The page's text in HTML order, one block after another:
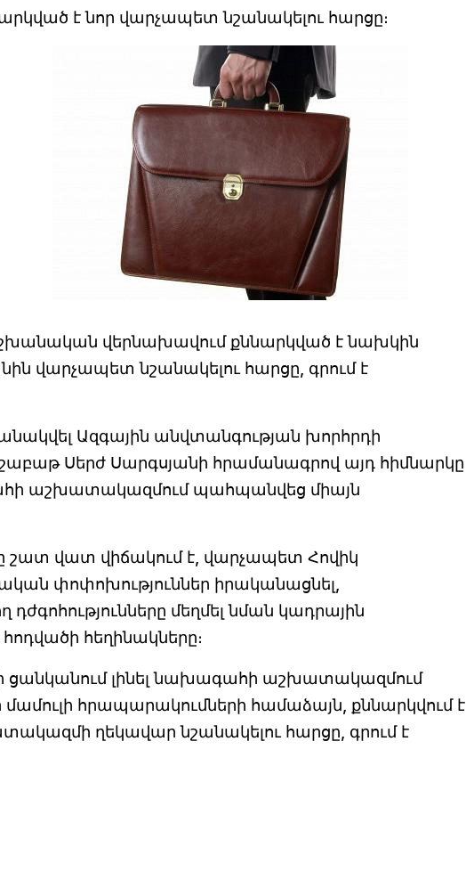
է նոր վարչապետ նշանակելու հարցը։
վերնախավում քննարկված է նախկին
վարչապետ նշանակելու հարցը, գրում է
Ազգային անվտանգության խորհրդի
Սերժ Սարգսյանի հրամանագրով այդ հիմնարկը
աշխատակազմում պահպանվեց միայն
շատ վատ վիճակում է, վարչապետ Հովիկ
փոփոխություններ իրականացնել,
դժգոհությունները մեղմել նման կադրային
հեղինակները։
ցանկանում լինել նախագահի աշխատակազմում
հրապարակումների համաձայն, քննարկվում է
ղեկավար նշանակելու հարցը, գրում է